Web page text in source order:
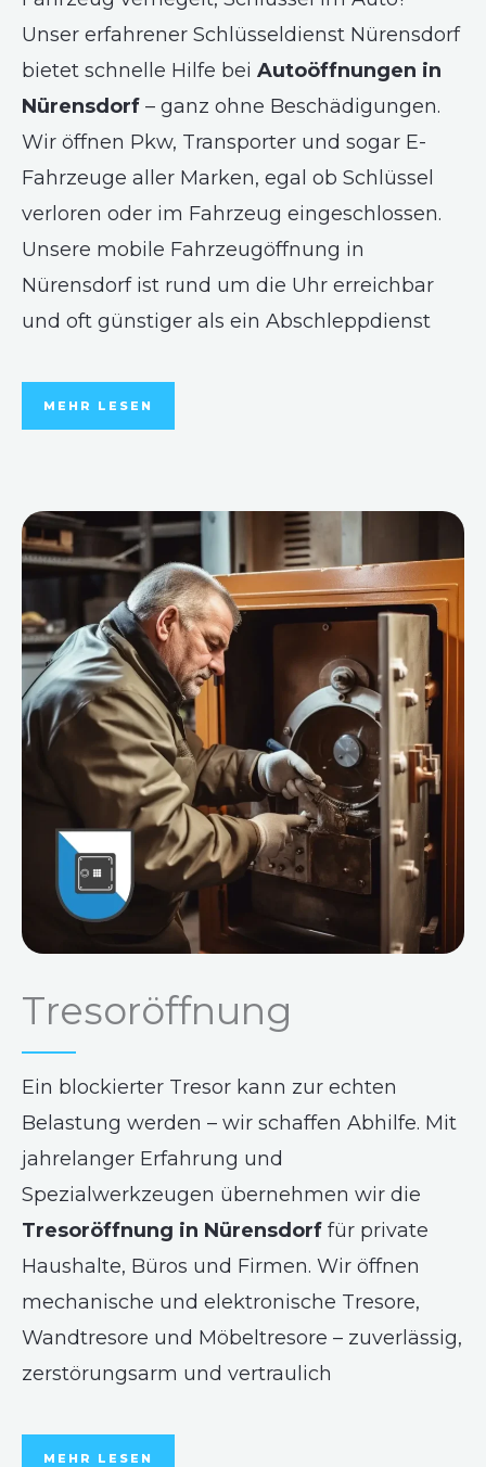
Unser erfahrener Schlüsseldienst Nürensdorf
bietet schnelle Hilfe bei Autoöffnungen in
Nürensdorf – ganz ohne Beschädigungen.
Wir öffnen Pkw, Transporter und sogar E-
Fahrzeuge aller Marken, egal ob Schlüssel
verloren oder im Fahrzeug eingeschlossen.
Unsere mobile Fahrzeugöffnung in
Nürensdorf ist rund um die Uhr erreichbar
und oft günstiger als ein Abschleppdienst
MEHR LESEN
Tresoröffnung
Ein blockierter Tresor kann zur echten
Belastung werden – wir schaffen Abhilfe. Mit
jahrelanger Erfahrung und
Spezialwerkzeugen übernehmen wir die
Tresoröffnung in Nürensdorf für private
Haushalte, Büros und Firmen. Wir öffnen
mechanische und elektronische Tresore,
Wandtresore und Möbeltresore – zuverlässig,
zerstörungsarm und vertraulich
MEHR LESEN